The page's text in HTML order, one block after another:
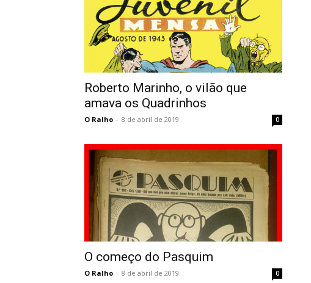
Roberto Marinho, o vilão que
amava os Quadrinhos
O Ralho - 8 de abril de 2019 0
O começo do Pasquim
O Ralho - 8 de abril de 2019 0